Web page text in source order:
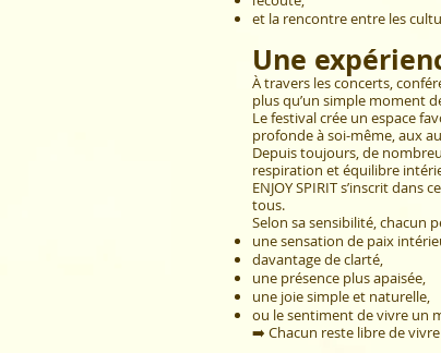
et la rencontre entre les
Une
À travers les concerts,
plus qu’un simple moment
Le festival crée un espace
profonde à soi-même, aux
Depuis toujours, de
respiration et équilibre
ENJOY SPIRIT s’inscrit
tous.
Selon sa sensibilité, chacun
une sensation de paix
davantage de clarté,
une présence plus apaisée,
une joie simple et naturelle,
ou le sentiment de vivre un
➡️ Chacun reste libre de